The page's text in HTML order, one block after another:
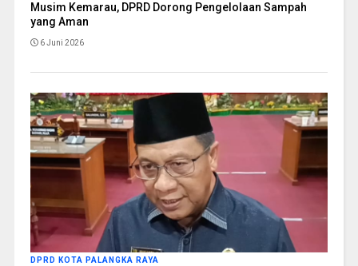
Musim Kemarau, DPRD Dorong Pengelolaan Sampah
yang Aman
6 Juni 2026
DPRD KOTA PALANGKA RAYA